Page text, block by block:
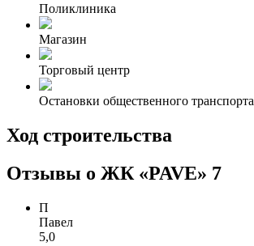
Поликлиника
Магазин
Торговый центр
Остановки общественного транспорта
Ход строительства
Отзывы о ЖК «PAVE» 7
П
Павел
5,0